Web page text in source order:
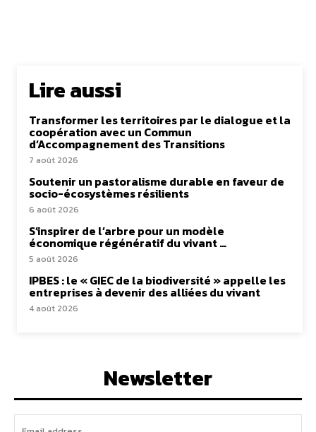
Lire aussi
Transformer les territoires par le dialogue et la
coopération avec un Commun
d’Accompagnement des Transitions
7 août 2026
Soutenir un pastoralisme durable en faveur de
socio-écosystèmes résilients
6 août 2026
S’inspirer de l’arbre pour un modèle
économique régénératif du vivant …
5 août 2026
IPBES : le « GIEC de la biodiversité » appelle les
entreprises à devenir des alliées du vivant
4 août 2026
Newsletter